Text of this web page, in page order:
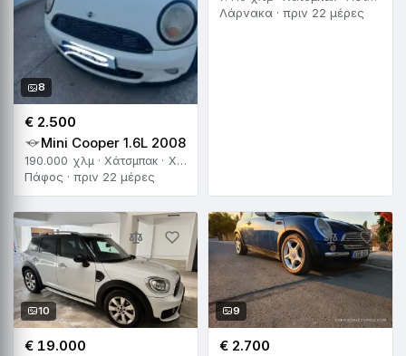
8
€ 2.500
Mini Cooper 1.6L 2008
190.000 χλμ · Χάτσμπακ · Χειροκίνητο
Πάφος · πριν 22 μέρες
Λάρνακα · πριν 22 μέρες
10
€ 19.000
9
€ 2.700